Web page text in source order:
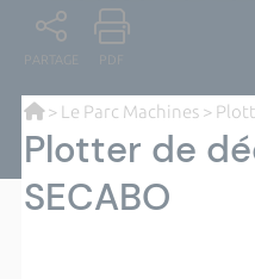
PARTAGE PDF
> Le Parc Machines>
Plotter de
SECABO